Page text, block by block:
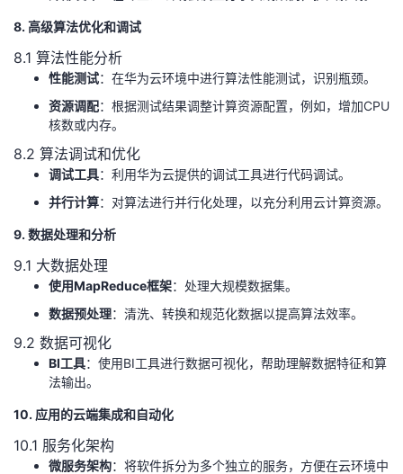
8. 高级算法优化和调试
8.1 算法性能分析
性能测试：在华为云环境中进行算法性能测试，识别瓶颈。
资源调配：根据测试结果调整计算资源配置，例如，增加CPU
核数或内存。
8.2 算法调试和优化
调试工具：利用华为云提供的调试工具进行代码调试。
并行计算：对算法进行并行化处理，以充分利用云计算资源。
9. 数据处理和分析
9.1 大数据处理
使用MapReduce框架：处理大规模数据集。
数据预处理：清洗、转换和规范化数据以提高算法效率。
9.2 数据可视化
BI工具：使用BI工具进行数据可视化，帮助理解数据特征和算
法输出。
10. 应用的云端集成和自动化
10.1 服务化架构
微服务架构：将软件拆分为多个独立的服务，方便在云环境中